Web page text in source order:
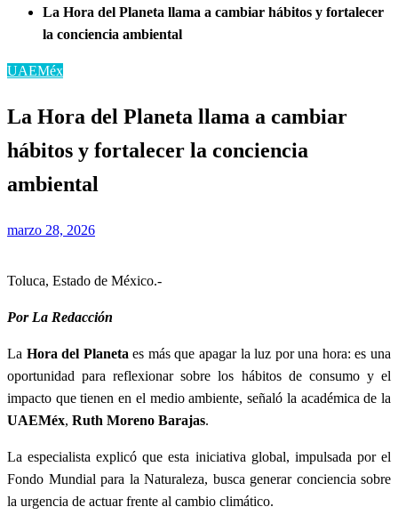
La Hora del Planeta llama a cambiar hábitos y fortalecer
la conciencia ambiental
UAEMéx
La Hora del Planeta llama a cambiar
hábitos y fortalecer la conciencia
ambiental
Publicado
marzo 28, 2026
Toluca, Estado de México.-
Por La Redacción
La Hora del Planeta es más que apagar la luz por una hora: es una
oportunidad para reflexionar sobre los hábitos de consumo y el
impacto que tienen en el medio ambiente, señaló la académica de la
UAEMéx, Ruth Moreno Barajas.
La especialista explicó que esta iniciativa global, impulsada por el
Fondo Mundial para la Naturaleza, busca generar conciencia sobre
la urgencia de actuar frente al cambio climático.